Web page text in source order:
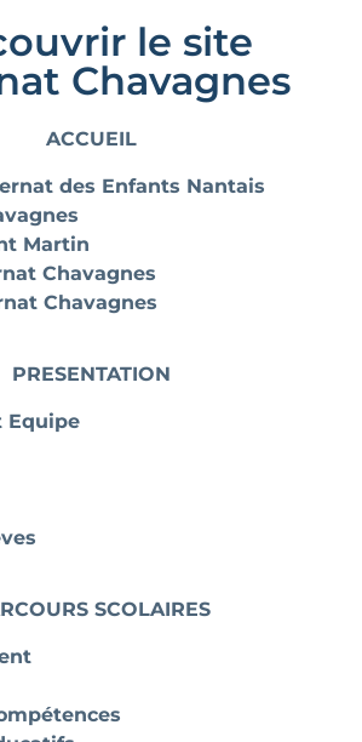
le site
Chavagnes
ACCUEIL
des Enfants Nantais
Martin
Chavagnes
Chavagnes
PRESENTATION
Equipe
SCOLAIRES